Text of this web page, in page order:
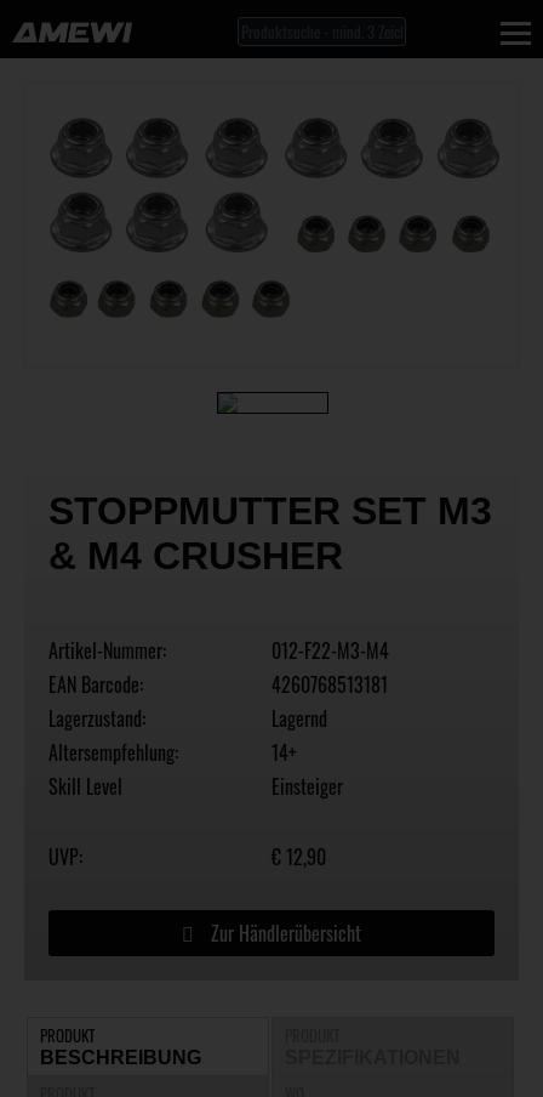
STOPPMUTTER SET M3
& M4 CRUSHER
Artikel-Nummer:
012-F22-M3-M4
EAN Barcode:
4260768513181
Lagerzustand:
Lagernd
Altersempfehlung:
14+
Skill Level
Einsteiger
UVP: € 12,90
Zur Händlerübersicht
PRODUKT
BESCHREIBUNG